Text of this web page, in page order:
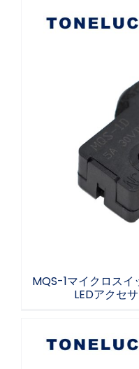
MQS-1マイクロ
ッドLEDアク
MQS-1マイクロス
LEDアクセ